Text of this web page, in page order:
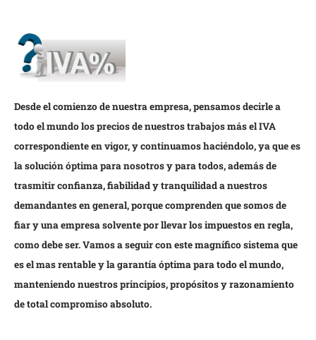
Desde el comienzo de nuestra empresa, pensamos decirle a
todo el mundo los precios de nuestros trabajos más el IVA
correspondiente en vigor, y continuamos haciéndolo, ya que es
la solución óptima para nosotros y para todos, además de
trasmitir confianza, fiabilidad y tranquilidad a nuestros
demandantes en general, porque comprenden que somos de
fiar y una empresa solvente por llevar los impuestos en regla,
como debe ser. Vamos a seguir con este magnífico sistema que
es el mas rentable y la garantía óptima para todo el mundo,
manteniendo nuestros principios, propósitos y razonamiento
de total compromiso absoluto.